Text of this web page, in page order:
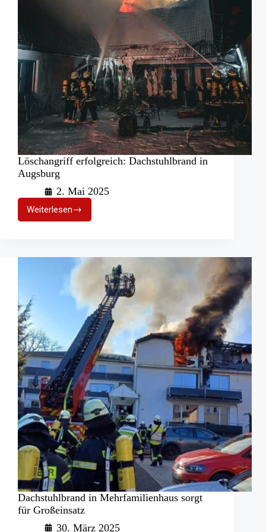
Löschangriff erfolgreich: Dachstuhlbrand in
Augsburg
2. Mai 2025
WeiterlesenLöschangriff
erfolgreich:
Augsburg
Dachstuhlbrand in Mehrfamilienhaus sorgt
für Großeinsatz
30. März 2025